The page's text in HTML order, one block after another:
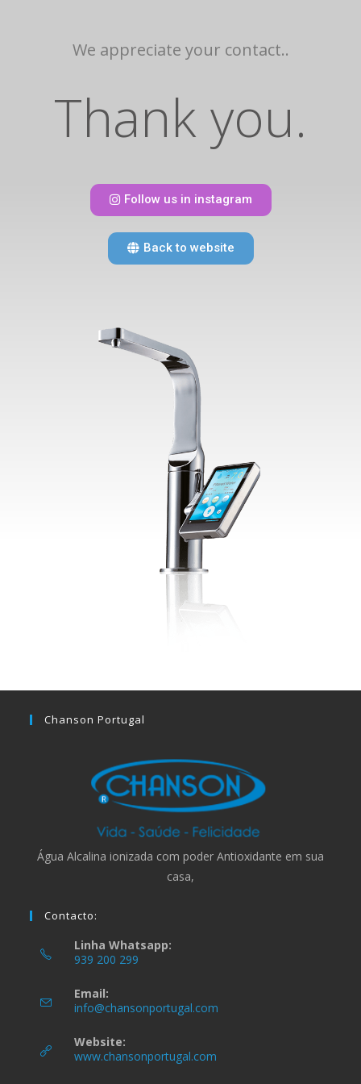
We appreciate your contact..
Thank you.
Follow us in instagram
Back to website
Chanson Portugal
Água Alcalina ionizada com poder Antioxidante em sua
casa,
Contacto:
Linha Whatsapp:
939 200 299
Email:
info@chansonportugal.com
Website:
www.chansonportugal.com